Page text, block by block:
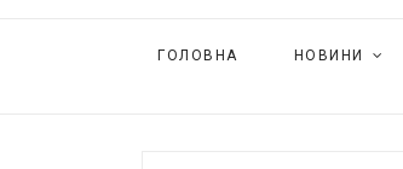
ГОЛОВНА НОВИНИ